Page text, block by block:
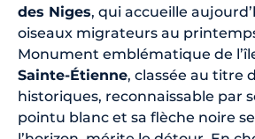
des Niges, qui accueille
oiseaux migrateurs au
Monument emblématique de l’île
Sainte-Étienne, classée au titre
historiques, reconnaissable par
pointu blanc et sa flèche noire